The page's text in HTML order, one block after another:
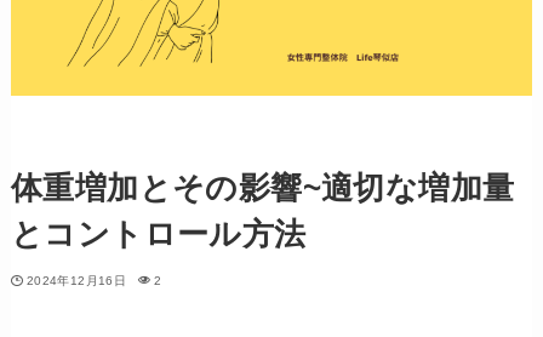
体重増加とその影響~適切な増加量
とコントロール方法
2024年12月16日 2